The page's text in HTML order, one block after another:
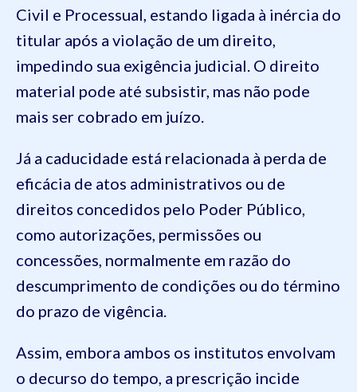
Civil e Processual, estando ligada à inércia do
titular após a violação de um direito,
impedindo sua exigência judicial. O direito
material pode até subsistir, mas não pode
mais ser cobrado em juízo.
Já a caducidade está relacionada à perda de
eficácia de atos administrativos ou de
direitos concedidos pelo Poder Público,
como autorizações, permissões ou
concessões, normalmente em razão do
descumprimento de condições ou do término
do prazo de vigência.
Assim, embora ambos os institutos envolvam
o decurso do tempo, a prescrição incide